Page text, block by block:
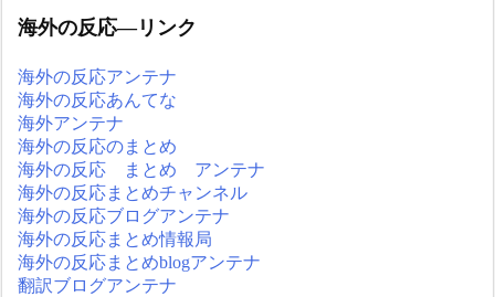
海外の反応―リンク
海外の反応アンテナ
海外の反応あんてな
海外アンテナ
海外の反応のまとめ
海外の反応 まとめ アンテナ
海外の反応まとめチャンネル
海外の反応ブログアンテナ
海外の反応まとめ情報局
海外の反応まとめblogアンテナ
翻訳ブログアンテナ